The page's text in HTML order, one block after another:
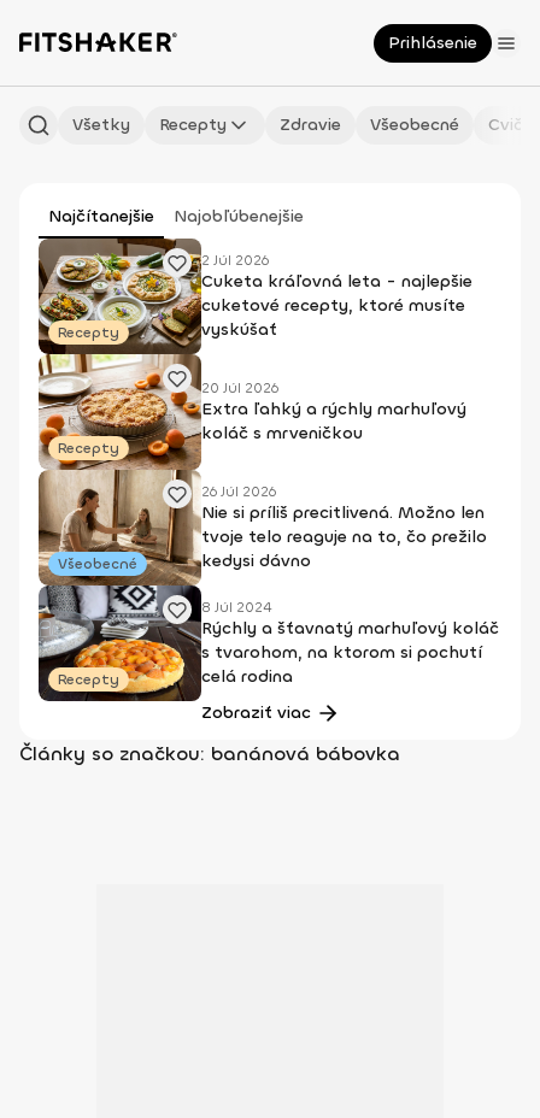
Prihlásenie
Všetky Recepty Zdravie Všeobecné
Najčítanejšie Najobľúbenejšie
Recepty
2 Júl 2026
Cuketa kráľovná leta - najlepšie
cuketové recepty, ktoré musíte
vyskúšať
Recepty
20 Júl 2026
Extra ľahký a rýchly marhuľový
koláč s mrveničkou
Všeobecné
26 Júl 2026
Nie si príliš precitlivená. Možno len
tvoje telo reaguje na to, čo prežilo
kedysi dávno
Recepty
8 Júl 2024
Rýchly a šťavnatý marhuľový koláč
s tvarohom, na ktorom si pochutí
celá rodina
Zobraziť viac
Články so značkou: banánová bábovka